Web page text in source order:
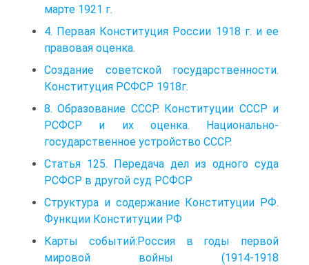
марте 1921 г.
4. Первая Конституция России 1918 г. и ее
правовая оценка.
Создание советской государственности.
Конституция РСФСР 1918г.
8. Образование СССР. Конституции СССР и
РСФСР и их оценка. Национально-
государственное устройство СССР.
Статья 125. Передача дел из одного суда
РСФСР в другой суд РСФСР
Структура и содержание Конституции РФ.
Функции Конституции РФ
Карты событий:Россия в годы первой
мировой войны (1914-1918